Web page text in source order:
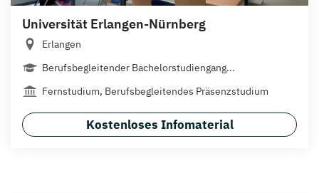
Universität Erlangen-Nürnberg
Erlangen
Berufsbegleitender Bachelorstudiengang...
Fernstudium, Berufsbegleitendes Präsenzstudium
Kostenloses Infomaterial